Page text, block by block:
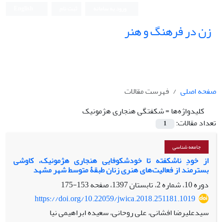
زن در فرهنگ و هنر
صفحه اصلی
فهرست مقالات
کلیدواژه‌ها =شکفتگی هنجاری هژمونیک
تعداد مقالات:
1
جامعه شناسی
از خودِ ناشکفته تا خودشکوفایی هنجاری هژمونیک، کاوشی
بسترمند از فعالیت‌های هنری زنان طبقۀ متوسط شهر مشهد
دوره 10، شماره 2، تابستان 1397، صفحه
153-175
https://doi.org/10.22059/jwica.2018.251181.1019
سیدعلیرضا افشانی، علی روحانی، سعیده ابراهیمی نیا